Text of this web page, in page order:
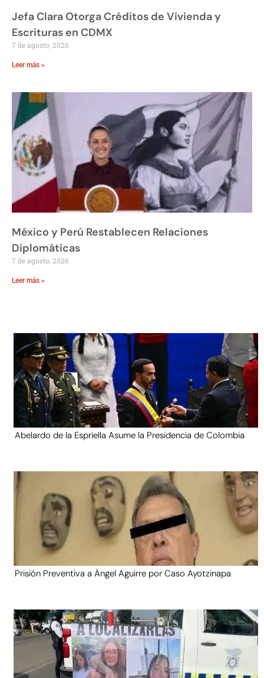
Jefa Clara Otorga Créditos de Vivienda y
Escrituras en CDMX
7 de agosto, 2026
Leer más »
México y Perú Restablecen Relaciones
Diplomáticas
7 de agosto, 2026
Leer más »
Abelardo de la Espriella Asume la Presidencia de Colombia
Prisión Preventiva a Ángel Aguirre por Caso Ayotzinapa